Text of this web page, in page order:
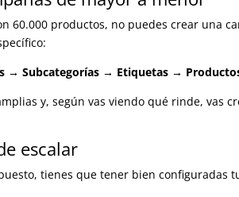
60.000 productos, no puedes crear una
→ Subcategorías → Etiquetas →
y, según vas viendo qué rinde, vas
escalar
tienes que tener bien configuradas